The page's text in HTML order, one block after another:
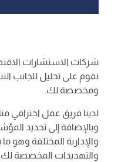
شركات الاستشارات
نقوم على تحليل للجانب
ومخصصة لك.
لدينا فريق عمل احترافي
وبالإضافة إلى تحديد
والإدارية المختلفة وهو
والتهديدات المخصصة لك.